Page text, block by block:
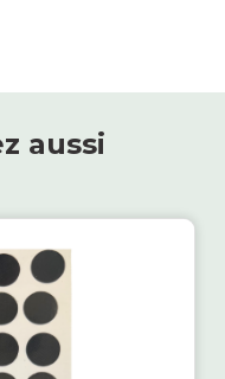
aussi